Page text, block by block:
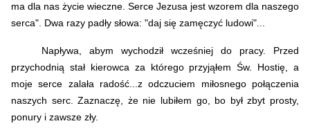
ma dla nas życie wieczne. Serce Jezusa jest wzorem dla naszego
serca". Dwa razy padły słowa: "daj się zamęczyć ludowi"...
Napływa, abym wychodził wcześniej do pracy. Przed
przychodnią stał kierowca za którego przyjąłem Św. Hostię, a
moje serce zalała radość...z odczuciem miłosnego połączenia
naszych serc. Zaznaczę, że nie lubiłem go, bo był zbyt prosty,
ponury i zawsze zły.